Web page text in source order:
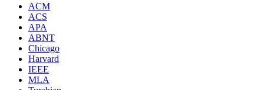
ACM
ACS
APA
ABNT
Chicago
Harvard
IEEE
MLA